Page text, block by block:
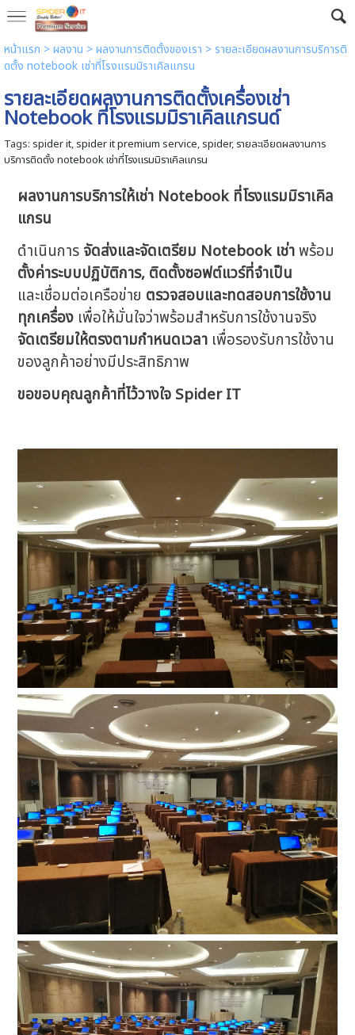
หน้าแรก > ผลงาน >ผลงานการติดตั้งของเรา > รายละเอียดผลงานการบริการติ
ดตั้ง notebook เช่าที่โรงแรมมิราเคิลแกรน
รายละเอียดผลงานการติดตั้งเครื่องเช่า
Notebook ที่โรงแรมมิราเคิลแกรนด์
Tags: spider it,spider it premium service,spider,รายละเอียดผลงานการ
บริการติดตั้ง notebook เช่าที่โรงแรมมิราเคิลแกรน
ผลงานการบริการให้เช่า Notebook ที่โรงแรมมิราเคิล
แกรน
ดำเนินการ จัดส่งและจัดเตรียม Notebook เช่าพร้อม
ตั้งค่าระบบปฏิบัติการ, ติดตั้งซอฟต์แวร์ที่จำเป็น
และเชื่อมต่อเครือข่าย ตรวจสอบและทดสอบการใช้งาน
ทุกเครื่อง เพื่อให้มั่นใจว่าพร้อมสำหรับการใช้งานจริง
จัดเตรียมให้ตรงตามกำหนดเวลา เพื่อรองรับการใช้งาน
ของลูกค้าอย่างมีประสิทธิภาพ
ขอขอบคุณลูกค้าที่ไว้วางใจ Spider IT